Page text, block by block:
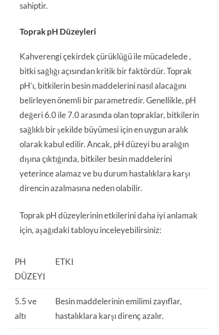
sahiptir.
Toprak pH Düzeyleri
Kahverengi çekirdek çürüklüğü ile mücadelede ,
bitki sağlığı açısından kritik bir faktördür. Toprak
pH’ı, bitkilerin besin maddelerini nasıl alacağını
belirleyen önemli bir parametredir. Genellikle, pH
değeri 6.0 ile 7.0 arasında olan topraklar, bitkilerin
sağlıklı bir şekilde büyümesi için en uygun aralık
olarak kabul edilir. Ancak, pH düzeyi bu aralığın
dışına çıktığında, bitkiler besin maddelerini
yeterince alamaz ve bu durum hastalıklara karşı
direncin azalmasına neden olabilir.
Toprak pH düzeylerinin etkilerini daha iyi anlamak
için, aşağıdaki tabloyu inceleyebilirsiniz:
PH
DÜZEYI
ETKI
5.5 ve
altı
Besin maddelerinin emilimi zayıflar,
hastalıklara karşı direnç azalır.